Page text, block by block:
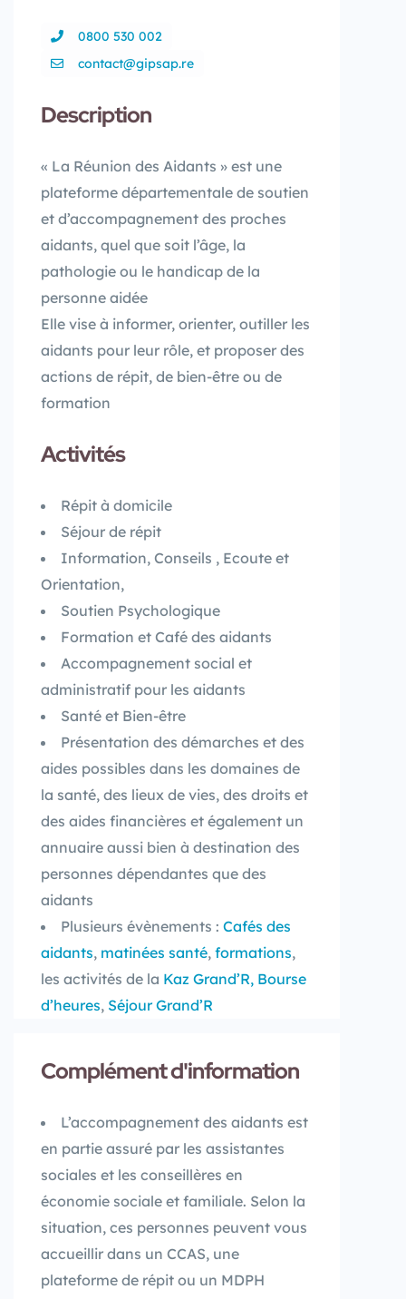
0800 530 002
contact@gipsap.re
Description
« La Réunion des Aidants » est une
plateforme départementale de soutien
et d’accompagnement des proches
aidants, quel que soit l’âge, la
pathologie ou le handicap de la
personne aidée
Elle vise à informer, orienter, outiller les
aidants pour leur rôle, et proposer des
actions de répit, de bien-être ou de
formation
Activités
Répit à domicile
Séjour de répit
Information, Conseils , Ecoute et
Orientation,
Soutien Psychologique
Formation et Café des aidants
Accompagnement social et
administratif pour les aidants
Santé et Bien-être
Présentation des démarches et des
aides possibles dans les domaines de
la santé, des lieux de vies, des droits et
des aides financières et également un
annuaire aussi bien à destination des
personnes dépendantes que des
aidants
Plusieurs évènements : Cafés des
aidants, matinées santé, formations,
les activités de la Kaz Grand’R, Bourse
d’heures, Séjour Grand’R
Complément d'information
L’accompagnement des aidants est
en partie assuré par les assistantes
sociales et les conseillères en
économie sociale et familiale. Selon la
situation, ces personnes peuvent vous
accueillir dans un CCAS, une
plateforme de répit ou un MDPH